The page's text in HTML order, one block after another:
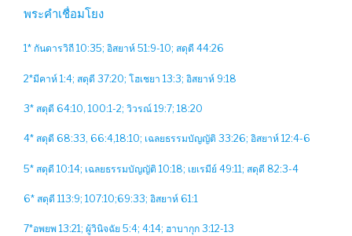
พระคำเชื่อมโยง
1* กันดารวิถี 10:35; อิสยาห์ 51:9-10; สดุดี 44:26
2*มีคาห์ 1:4; สดุดี 37:20; โฮเชยา 13:3; อิสยาห์ 9:18
3* สดุดี 64:10, 100:1-2; วิวรณ์​ 19:7; 18:20
4* สดุดี 68:33, 66:4,18:10; เฉลยธรรมบัญญัติ 33:26; อิสยาห์ 12:4-6
5* สดุดี 10:14; เฉลยธรรมบัญญัติ 10:18; เยเรมีย์ 49:11; สดุดี 82:3-4
6* สดุดี 113:9; 107:10;69:33; อิสยาห์ 61:1
7*อพยพ 13:21; ผู้วินิจฉัย 5:4; 4:14; ฮาบากุก 3:12-13